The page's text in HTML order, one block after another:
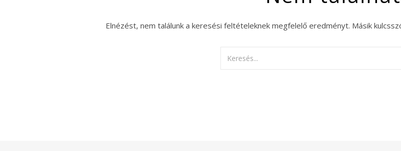
Elnézést, nem találunk a keresési feltételeknek megfelelő eredményt. Másik